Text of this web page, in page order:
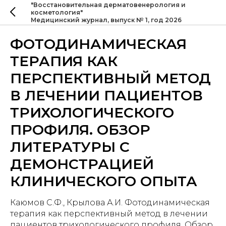
"Восстановительная дерматовенерология и
косметология"
Медицинский журнал, выпуск № 1, год 2026
ФОТОДИНАМИЧЕСКАЯ
ТЕРАПИЯ КАК
ПЕРСПЕКТИВНЫЙ МЕТОД
В ЛЕЧЕНИИ ПАЦИЕНТОВ
ТРИХОЛОГИЧЕСКОГО
ПРОФИЛЯ. ОБЗОР
ЛИТЕРАТУРЫ С
ДЕМОНСТРАЦИЕЙ
КЛИНИЧЕСКОГО ОПЫТА
Каюмов С.Ф., Крылова А.И. Фотодинамическая
терапия как перспективный метод в лечении